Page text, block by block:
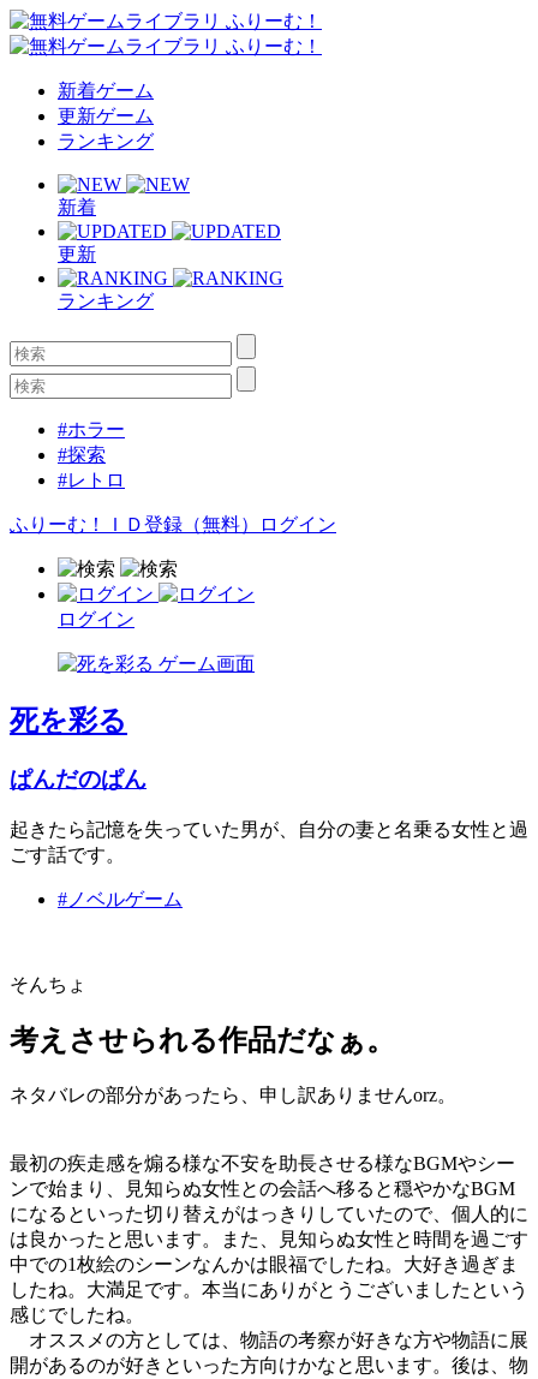
新着ゲーム
更新ゲーム
ランキング
新着
更新
ランキング
#ホラー
#探索
#レトロ
ふりーむ！ＩＤ登録（無料） ログイン
ログイン
死を彩る
ぱんだのぱん
起きたら記憶を失っていた男が、自分の妻と名乗る女性と過
ごす話です。
#ノベルゲーム
そんちょ
考えさせられる作品だなぁ。
ネタバレの部分があったら、申し訳ありませんorz。
最初の疾走感を煽る様な不安を助長させる様なBGMやシー
ンで始まり、見知らぬ女性との会話へ移ると穏やかなBGM
になるといった切り替えがはっきりしていたので、個人的に
は良かったと思います。また、見知らぬ女性と時間を過ごす
中での1枚絵のシーンなんかは眼福でしたね。大好き過ぎま
したね。大満足です。本当にありがとうございましたという
感じでしたね。
オススメの方としては、物語の考察が好きな方や物語に展
開があるのが好きといった方向けかなと思います。後は、物